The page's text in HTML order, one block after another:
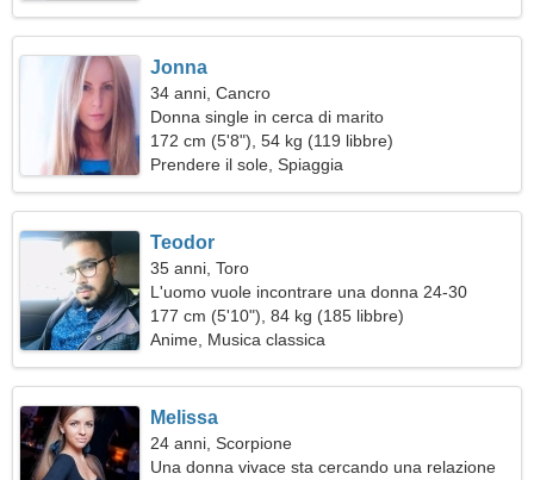
Jonna
34 anni, Cancro
Donna single in cerca di marito
172 cm (5'8"), 54 kg (119 libbre)
Prendere il sole, Spiaggia
Teodor
35 anni, Toro
L'uomo vuole incontrare una donna 24-30
177 cm (5'10"), 84 kg (185 libbre)
Anime, Musica classica
Melissa
24 anni, Scorpione
Una donna vivace sta cercando una relazione